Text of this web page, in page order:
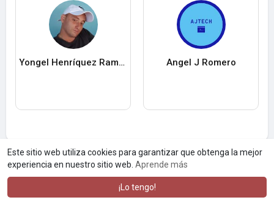
Este sitio web utiliza cookies para garantizar que obtenga la mejor
experiencia en nuestro sitio web. Aprende más
¡Lo tengo!
Yongel Henríquez Ramos Angel J Romero